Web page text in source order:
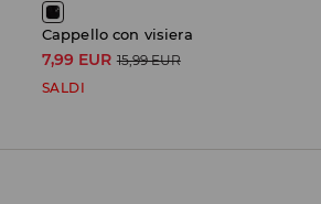
Cappello con visiera
7,99 EUR 15,99 EUR
SALDI